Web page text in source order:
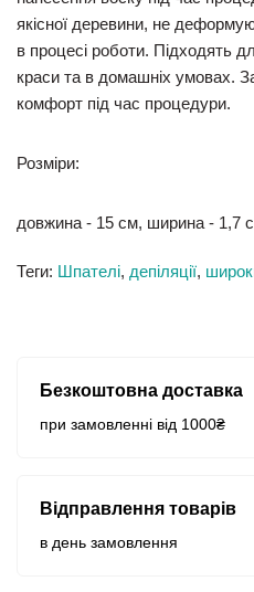
якісної деревини, не
в процесі роботи. Підходять
краси та в домашніх умовах.
комфорт під час процедури.
Розміри:
довжина - 15 см, ширина - 1,7
Теги: Шпателі, депіляції,
Безкоштовна доставка
при замовленні від 1000₴
Відправлення товарів
в день замовлення